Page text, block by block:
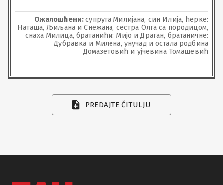
Ожалошћени:супруга Милијана, син Илија, ћерке:
Наташа, Љиљана и Снежана, сестра Олга са породицом,
снаха Милица, братанићи: Мијо и Драган, братаничне:
Дубравка и Милена, унучад и остала родбина
Домазетовић и ујчевина Томашевић
PREDAJTE ČITULJU